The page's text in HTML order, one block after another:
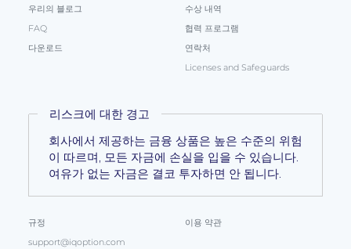
우리의 블로그
FAQ
다운로드
수상 내역
협력 프로그램
연락처
Licenses and Safeguards
리스크에 대한 경고
회사에서 제공하는 금융 상품은 높은 수준의 위험
이 따르며, 모든 자금에 손실을 입을 수 있습니다.
여유가 없는 자금은 결코 투자하면 안 됩니다.
규정
이용 약관
support@iqoption.com